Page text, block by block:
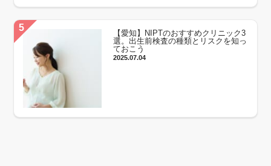
【愛知】NIPTのおすすめクリニック3
選。出生前検査の種類とリスクを知っ
ておこう
2025.07.04